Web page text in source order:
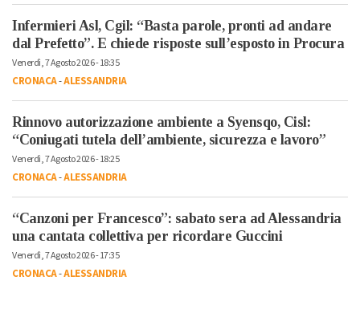
Infermieri Asl, Cgil: “Basta parole, pronti ad andare
dal Prefetto”. E chiede risposte sull’esposto in Procura
Venerdì, 7 Agosto 2026 - 18:35
CRONACA-ALESSANDRIA
Rinnovo autorizzazione ambiente a Syensqo, Cisl:
“Coniugati tutela dell’ambiente, sicurezza e lavoro”
Venerdì, 7 Agosto 2026 - 18:25
CRONACA-ALESSANDRIA
“Canzoni per Francesco”: sabato sera ad Alessandria
una cantata collettiva per ricordare Guccini
Venerdì, 7 Agosto 2026 - 17:35
CRONACA-ALESSANDRIA